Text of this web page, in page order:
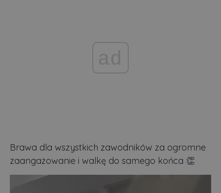
Brawa dla wszystkich zawodników za ogromne
zaangażowanie i walkę do samego końca 👏